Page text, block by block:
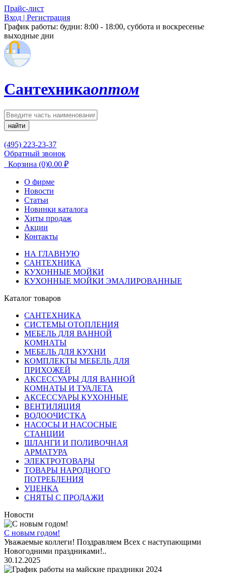
Прайс-лист
Вход | Регистрация
График работы: будни: 8:00 - 18:00, суббота и воскресенье
выходные дни
Сантехникаоптом
найти
(495) 223-23-37
Обратный звонок
Корзина (0)0.00 ₽
О фирме
Новости
Статьи
Новинки каталога
Хиты продаж
Акции
Контакты
НА ГЛАВНУЮ
САНТЕХНИКА
КУХОННЫЕ МОЙКИ
КУХОННЫЕ МОЙКИ ЭМАЛИРОВАННЫЕ
Каталог товаров
САНТЕХНИКА
СИСТЕМЫ ОТОПЛЕНИЯ
МЕБЕЛЬ ДЛЯ ВАННОЙ
КОМНАТЫ
МЕБЕЛЬ ДЛЯ КУХНИ
КОМПЛЕКТЫ МЕБЕЛЬ ДЛЯ
ПРИХОЖЕЙ
АКСЕССУАРЫ ДЛЯ ВАННОЙ
КОМНАТЫ И ТУАЛЕТА
АКСЕССУАРЫ КУХОННЫЕ
ВЕНТИЛЯЦИЯ
ВОДООЧИСТКА
НАСОСЫ И НАСОСНЫЕ
СТАНЦИИ
ШЛАНГИ И ПОЛИВОЧНАЯ
АРМАТУРА
ЭЛЕКТРОТОВАРЫ
ТОВАРЫ НАРОДНОГО
ПОТРЕБЛЕНИЯ
УЦЕНКА
СНЯТЫ С ПРОДАЖИ
Новости
С новым годом!
Уважаемые коллеги! Поздравляем Всех с наступающими
Новогодними праздниками!..
30.12.2025